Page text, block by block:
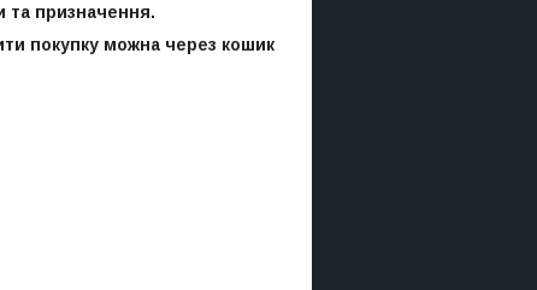
та призначення.
покупку можна через кошик